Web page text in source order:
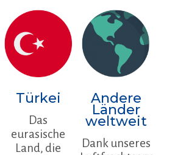
Türkei
Das
eurasische
Land, die
Andere
Länder
weltweit
Dank unseres